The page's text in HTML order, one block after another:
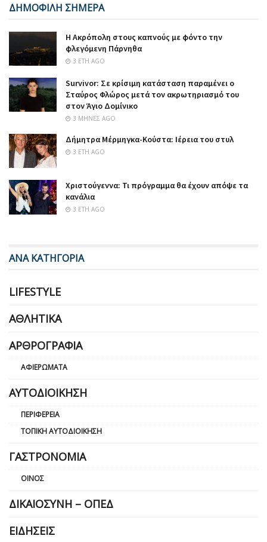
ΔΗΜΟΦΙΛΗ ΣΗΜΕΡΑ
Η Ακρόπολη στους καπνούς με φόντο την
φλεγόμενη Πάρνηθα
3 ΈΤΗ AGO
Survivor: Σε κρίσιμη κατάσταση παραμένει ο
Σταύρος Φλώρος μετά τον ακρωτηριασμό του
στον Άγιο Δομίνικο
3 ΜΉΝΕΣ AGO
Δήμητρα Μέρμηγκα-Κούστα: Ιέρεια του στυλ
3 ΈΤΗ AGO
Χριστούγεννα: Τι πρόγραμμα θα έχουν απόψε τα
κανάλια
3 ΈΤΗ AGO
ΑΝΑ ΚΑΤΗΓΟΡΙΑ
LIFESTYLE
ΑΘΛΗΤΙΚΆ
ΑΡΘΡΟΓΡΑΦΊΑ
ΑΦΙΕΡΏΜΑΤΑ
ΑΥΤΟΔΙΟΊΚΗΣΗ
ΠΕΡΙΦΈΡΕΙΑ
ΤΟΠΙΚΉ ΑΥΤΟΔΙΟΊΚΗΣΗ
ΓΑΣΤΡΟΝΟΜΊΑ
ΟΊΝΟΣ
ΔΙΚΑΙΟΣΎΝΗ – ΟΠΕΔ
ΕΙΔΉΣΕΙΣ